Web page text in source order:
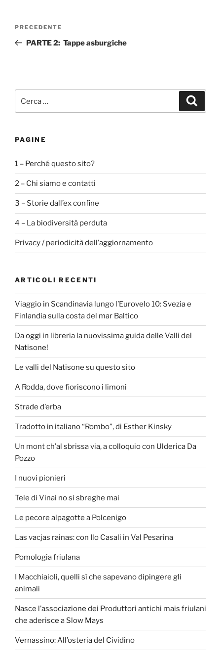
Articolo
precedente:
PRECEDENTE
PARTE 2: Tappe asburgiche
PAGINE
1 – Perché questo sito?
2 – Chi siamo e contatti
3 – Storie dall’ex confine
4 – La biodiversità perduta
Privacy / periodicità dell’aggiornamento
ARTICOLI RECENTI
Viaggio in Scandinavia lungo l’Eurovelo 10: Svezia e
Finlandia sulla costa del mar Baltico
Da oggi in libreria la nuovissima guida delle Valli del
Natisone!
Le valli del Natisone su questo sito
A Rodda, dove fioriscono i limoni
Strade d’erba
Tradotto in italiano “Rombo”, di Esther Kinsky
Un mont ch’al sbrissa via, a colloquio con Ulderica Da
Pozzo
I nuovi pionieri
Tele di Vinai no si sbreghe mai
Le pecore alpagotte a Polcenigo
Las vacjas rainas: con Ilo Casali in Val Pesarina
Pomologia friulana
I Macchiaioli, quelli sì che sapevano dipingere gli
animali
Nasce l’associazione dei Produttori antichi mais friulani
che aderisce a Slow Mays
Vernassino: All’osteria del Cividino